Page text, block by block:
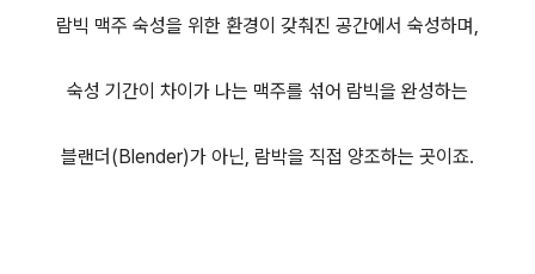
람빅 맥주 숙성을 위한 환경이 갖춰진 공간에서 숙성하며,
숙성 기간이 차이가 나는 맥주를 섞어 람빅을 완성하는
블랜더(Blender)가 아닌, 람박을 직접 양조하는 곳이죠.